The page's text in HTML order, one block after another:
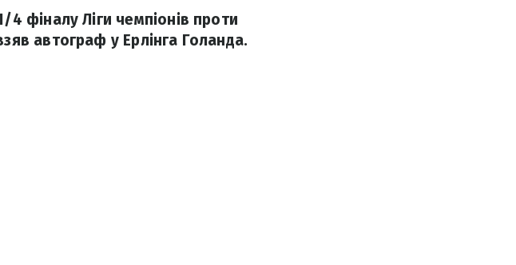
4 фіналу Ліги чемпіонів проти
автограф у Ерлінга Голанда.